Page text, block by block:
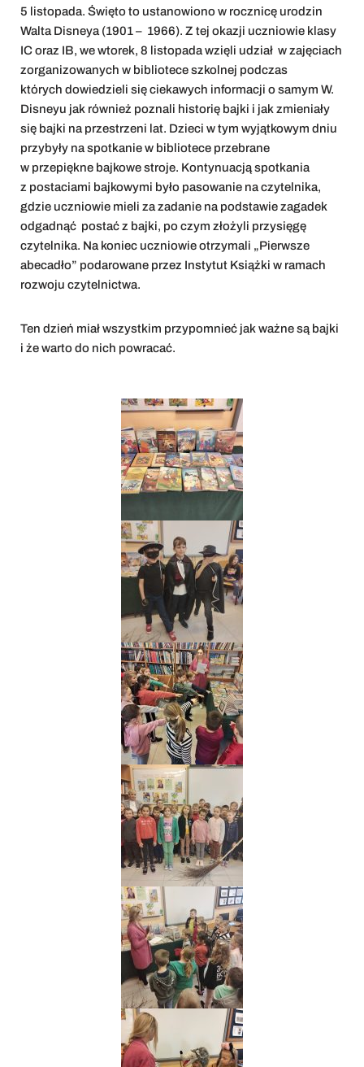
5 listopada. Święto to ustanowiono w rocznicę urodzin
Walta Disneya (1901 – 1966). Z tej okazji uczniowie klasy
IC oraz IB, we wtorek, 8 listopada wzięli udział w zajęciach
zorganizowanych w bibliotece szkolnej podczas
których dowiedzieli się ciekawych informacji o samym W.
Disneyu jak również poznali historię bajki i jak zmieniały
się bajki na przestrzeni lat. Dzieci w tym wyjątkowym dniu
przybyły na spotkanie w bibliotece przebrane
w przepiękne bajkowe stroje. Kontynuacją spotkania
z postaciami bajkowymi było pasowanie na czytelnika,
gdzie uczniowie mieli za zadanie na podstawie zagadek
odgadnąć postać z bajki, po czym złożyli przysięgę
czytelnika. Na koniec uczniowie otrzymali „Pierwsze
abecadło” podarowane przez Instytut Książki w ramach
rozwoju czytelnictwa.
Ten dzień miał wszystkim przypomnieć jak ważne są bajki
i że warto do nich powracać.